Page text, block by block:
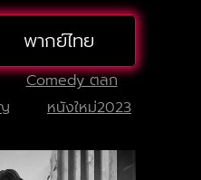
พากย์ไทย
Comedy ตลก
หนังใหม่2023